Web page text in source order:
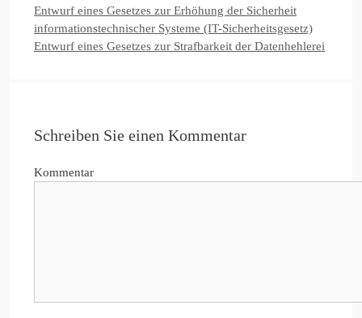
Entwurf eines Gesetzes zur Erhöhung der Sicherheit
informationstechnischer Systeme (IT-Sicherheitsgesetz)
Entwurf eines Gesetzes zur Strafbarkeit der Datenhehlerei
Schreiben Sie einen Kommentar
Kommentar